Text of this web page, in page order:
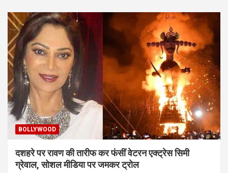
BOLLYWOOD
दशहरे पर रावण की तारीफ कर फंसीं वेटरन एक्ट्रेस सिमी
ग्रेवाल, सोशल मीडिया पर जमकर ट्रोल